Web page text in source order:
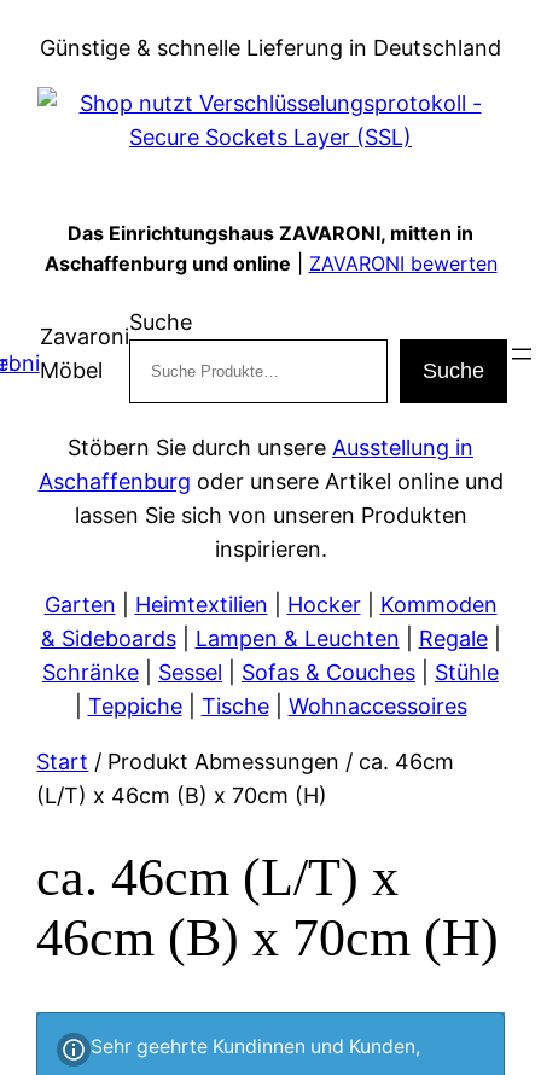
Inhalt
springen
Günstige & schnelle Lieferung in Deutschland
Das Einrichtungshaus ZAVARONI, mitten in
Aschaffenburg und online
ZAVARONI bewerten
Zavaroni
Möbel
Suche
Suche
Stöbern Sie durch unsere Ausstellung in
Aschaffenburg oder unsere Artikel online und
lassen Sie sich von unseren Produkten
inspirieren.
Garten Heimtextilien Hocker| Kommoden
& Sideboards| Lampen & Leuchten Regale|
Schränke
Sessel Sofas & Couches
Stühle
Teppiche| Tische| Wohnaccessoires
Start / Produkt Abmessungen / ca. 46cm
(L/T) x 46cm (B) x 70cm (H)
ca. 46cm (L/T) x
46cm (B) x 70cm (H)
Sehr geehrte Kundinnen und Kunden,